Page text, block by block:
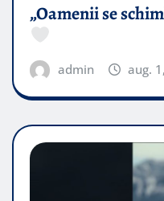
„Oamenii se
admin aug.